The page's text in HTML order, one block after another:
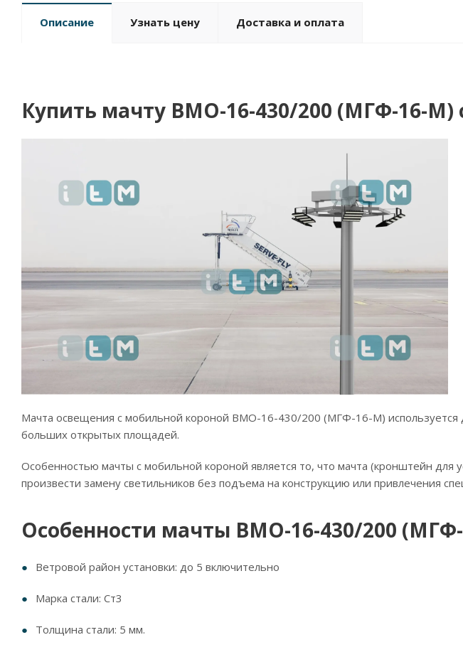
Описание Узнать цену Доставка и оплата
Купить мачту ВМО-16-430/200 (МГФ-16-
Мачта освещения с мобильной короной ВМО-16-430/200 (МГФ-16-М) используется
больших открытых площадей.
Особенностью мачты с мобильной короной является то, что мачта (кронштейн для
произвести замену светильников без подъема на конструкцию или привлечения
Особенности мачты ВМО-16-430/200
Ветровой район установки: до 5 включительно
Марка стали: Ст3
Толщина стали: 5 мм.